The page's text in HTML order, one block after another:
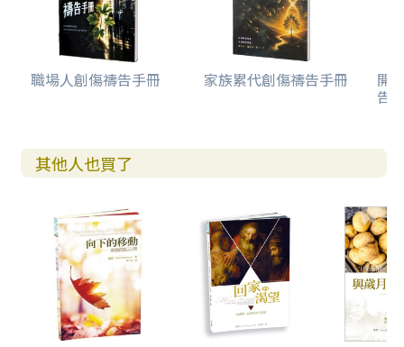
職場人創傷禱告手冊 家族累代創傷禱告手冊 開
告(
其他人也買了